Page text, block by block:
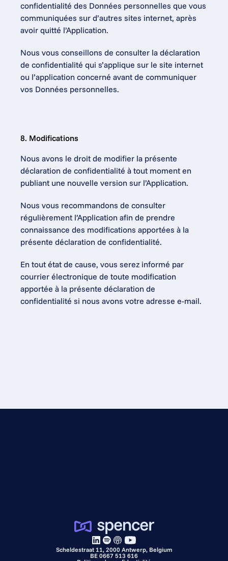
confidentialité des Données personnelles que vous
communiquées sur d’autres sites internet, après
avoir quitté l’Application.
Nous vous conseillons de consulter la déclaration
de confidentialité qui s’applique sur le site internet
ou l’application concerné avant de communiquer
vos Données personnelles.
8. Modifications
Nous avons le droit de modifier la présente
déclaration de confidentialité à tout moment en
publiant une nouvelle version sur l’Application.
Nous vous recommandons de consulter
régulièrement l’Application afin de prendre
connaissance des modifications apportées à la
présente déclaration de confidentialité.
En tout état de cause, vous serez informé par
courrier électronique de toute modification
apportée à la présente déclaration de
confidentialité si nous avons votre adresse e-mail.
Scheldestraat 11, 2000 Antwerp, Belgium
BE 0667 513 616